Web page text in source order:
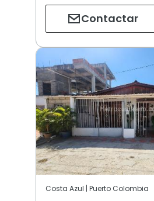
Contactar
Costa Azul | Puerto Colombia